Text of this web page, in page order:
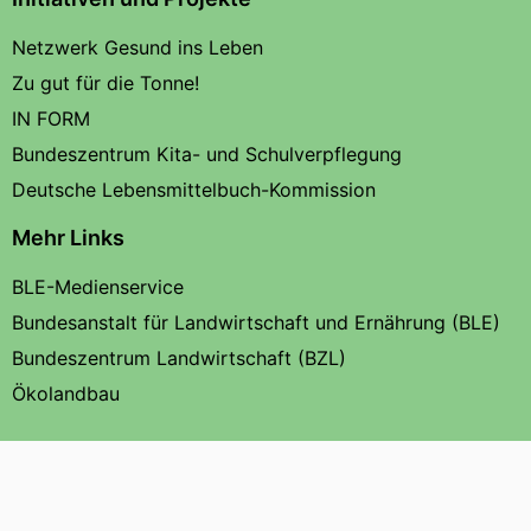
Netzwerk Gesund ins Leben
Zu gut für die Tonne!
IN FORM
Bundeszentrum Kita- und Schulverpflegung
Deutsche Lebensmittelbuch-Kommission
Mehr Links
BLE-Medienservice
Bundesanstalt für Landwirtschaft und Ernährung (BLE)
Bundeszentrum Landwirtschaft (BZL)
Ökolandbau